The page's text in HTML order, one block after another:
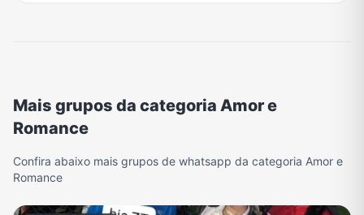
Mais grupos da categoria Amor e
Romance
Confira abaixo mais grupos de whatsapp da categoria Amor e
Romance